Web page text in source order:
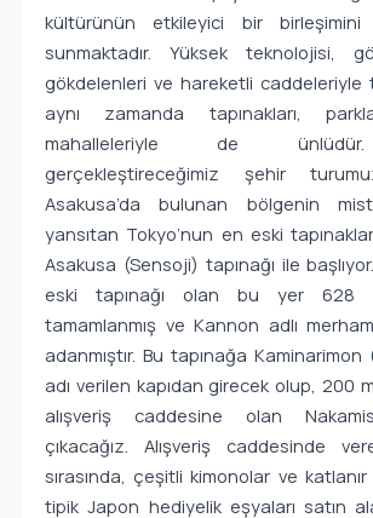
kültürünün etkileyici bir birleşimini
sunmaktadır. Yüksek teknolojisi,
gökdelenleri ve hareketli caddeleriyle
aynı zamanda tapınakları,
mahalleleriyle de ünlüdür.
gerçekleştireceğimiz şehir
Asakusa’da bulunan bölgenin
yansıtan Tokyo’nun en eski
Asakusa (Sensoji) tapınağı ile
eski tapınağı olan bu yer 628
tamamlanmış ve Kannon adlı
adanmıştır. Bu tapınağa Kaminarimon
adı verilen kapıdan girecek olup, 200
alışveriş caddesine olan
çıkacağız. Alışveriş caddesinde
sırasında, çeşitli kimonolar ve
tipik Japon hediyelik eşyaları satın